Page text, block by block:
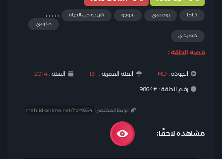
دراما , رومنسي , سوجو , شريحة من الحياة ,
كوميدي
,
مدرسي
قصة الحلقة :
الجودة : HD الفئة العمرية : +13 السنة :2014
رقم الحلقة : #9864
الرابط المختصر :
مشاهدة لاحقًا: